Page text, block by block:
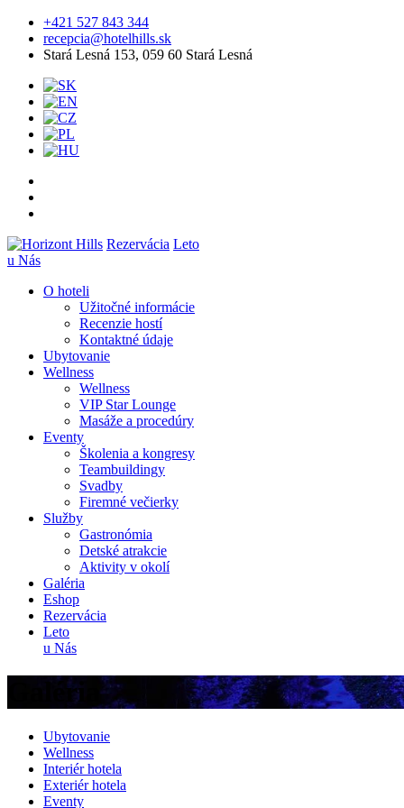
+421 527 843 344
recepcia@hotelhills.sk
Stará Lesná 153, 059 60 Stará Lesná
Rezervácia Leto
u Nás
O hoteli
Užitočné informácie
Recenzie hostí
Kontaktné údaje
Ubytovanie
Wellness
Wellness
VIP Star Lounge
Masáže a procedúry
Eventy
Školenia a kongresy
Teambuildingy
Svadby
Firemné večierky
Služby
Gastronómia
Detské atrakcie
Aktivity v okolí
Galéria
Eshop
Rezervácia
Leto
u Nás
Galéria
Ubytovanie
Wellness
Interiér hotela
Exteriér hotela
Eventy